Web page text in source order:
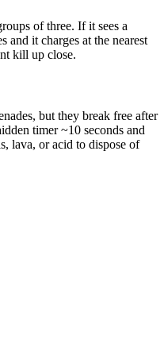
of three. If it sees a
and it charges at the nearest
kill up close.
but they break free after
timer ~10 seconds and
lava, or acid to dispose of